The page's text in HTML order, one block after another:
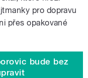
pro dopravu
přes opakované
bude bez